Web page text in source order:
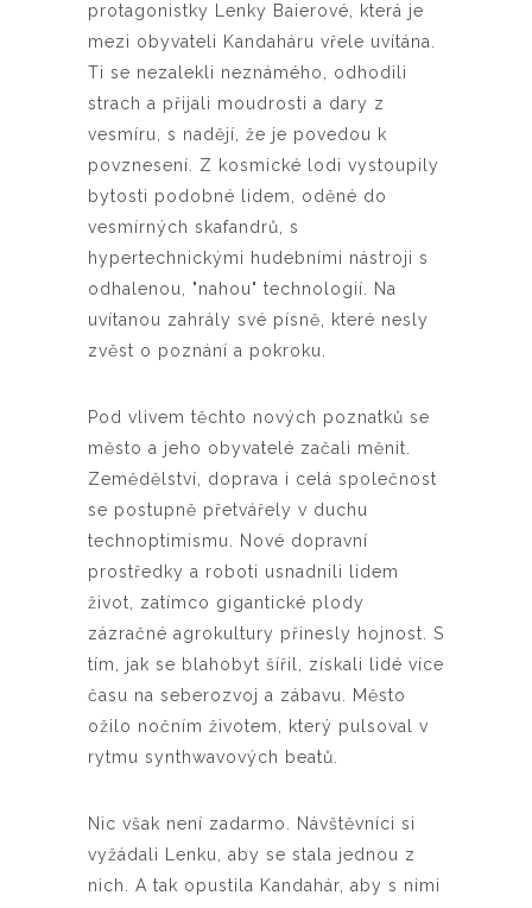
protagonistky Lenky Baierové, která je
mezi obyvateli Kandaháru vřele uvítána.
Ti se nezalekli neznámého, odhodili
strach a přijali moudrosti a dary z
vesmíru, s nadějí, že je povedou k
povznesení. Z kosmické lodi vystoupily
bytosti podobné lidem, oděné do
vesmírných skafandrů, s
hypertechnickými hudebními nástroji s
odhalenou, "nahou" technologií. Na
uvítanou zahrály své písně, které nesly
zvěst o poznání a pokroku.
Pod vlivem těchto nových poznatků se
město a jeho obyvatelé začali měnit.
Zemědělství, doprava i celá společnost
se postupně přetvářely v duchu
technoptimismu. Nové dopravní
prostředky a roboti usnadnili lidem
život, zatímco gigantické plody
zázračné agrokultury přinesly hojnost. S
tím, jak se blahobyt šířil, získali lidé více
času na seberozvoj a zábavu. Město
ožilo nočním životem, který pulsoval v
rytmu synthwavových beatů.
Nic však není zadarmo. Návštěvníci si
vyžádali Lenku, aby se stala jednou z
nich. A tak opustila Kandahár, aby s nimi